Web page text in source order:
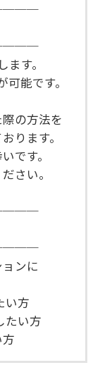
す。
能です。
の方法を
ります。
です。
さい。
ンに
い方
たい方